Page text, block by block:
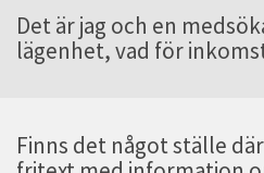
Det är jag och en
lägenhet, vad för
Finns det något ställe